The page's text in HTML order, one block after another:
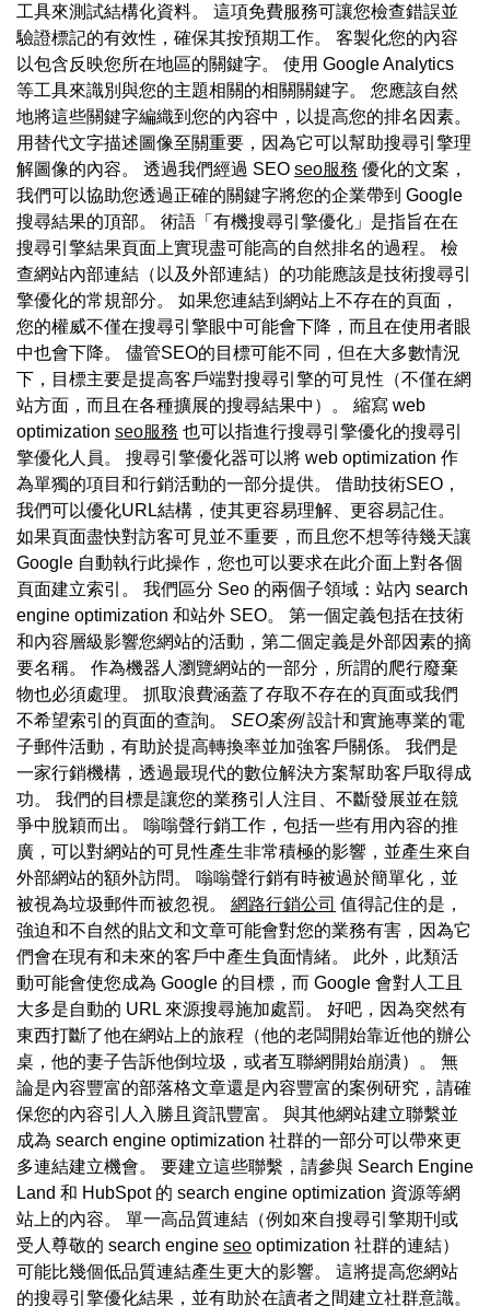
工具來測試結構化資料。 這項免費服務可讓您檢查錯誤並
驗證標記的有效性，確保其按預期工作。 客製化您的內容
以包含反映您所在地區的關鍵字。 使用 Google Analytics
等工具來識別與您的主題相關的相關關鍵字。 您應該自然
地將這些關鍵字編織到您的內容中，以提高您的排名因素。
用替代文字描述圖像至關重要，因為它可以幫助搜尋引擎理
解圖像的內容。 透過我們經過 SEO seo服務 優化的文案，
我們可以協助您透過正確的關鍵字將您的企業帶到 Google
搜尋結果的頂部。 術語「有機搜尋引擎優化」是指旨在在
搜尋引擎結果頁面上實現盡可能高的自然排名的過程。 檢
查網站內部連結（以及外部連結）的功能應該是技術搜尋引
擎優化的常規部分。 如果您連結到網站上不存在的頁面，
您的權威不僅在搜尋引擎眼中可能會下降，而且在使用者眼
中也會下降。 儘管SEO的目標可能不同，但在大多數情況
下，目標主要是提高客戶端對搜尋引擎的可見性（不僅在網
站方面，而且在各種擴展的搜尋結果中）。 縮寫 web
optimization seo服務 也可以指進行搜尋引擎優化的搜尋引
擎優化人員。 搜尋引擎優化器可以將 web optimization 作
為單獨的項目和行銷活動的一部分提供。 借助技術SEO，
我們可以優化URL結構，使其更容易理解、更容易記住。
如果頁面盡快對訪客可見並不重要，而且您不想等待幾天讓
Google 自動執行此操作，您也可以要求在此介面上對各個
頁面建立索引。 我們區分 Seo 的兩個子領域：站內 search
engine optimization 和站外 SEO。 第一個定義包括在技術
和內容層級影響您網站的活動，第二個定義是外部因素的摘
要名稱。 作為機器人瀏覽網站的一部分，所謂的爬行廢棄
物也必須處理。 抓取浪費涵蓋了存取不存在的頁面或我們
不希望索引的頁面的查詢。 SEO案例設計和實施專業的電
子郵件活動，有助於提高轉換率並加強客戶關係。 我們是
一家行銷機構，透過最現代的數位解決方案幫助客戶取得成
功。 我們的目標是讓您的業務引人注目、不斷發展並在競
爭中脫穎而出。 嗡嗡聲行銷工作，包括一些有用內容的推
廣，可以對網站的可見性產生非常積極的影響，並產生來自
外部網站的額外訪問。 嗡嗡聲行銷有時被過於簡單化，並
被視為垃圾郵件而被忽視。 網路行銷公司 值得記住的是，
強迫和不自然的貼文和文章可能會對您的業務有害，因為它
們會在現有和未來的客戶中產生負面情緒。 此外，此類活
動可能會使您成為 Google 的目標，而 Google 會對人工且
大多是自動的 URL 來源搜尋施加處罰。 好吧，因為突然有
東西打斷了他在網站上的旅程（他的老闆開始靠近他的辦公
桌，他的妻子告訴他倒垃圾，或者互聯網開始崩潰）。 無
論是內容豐富的部落格文章還是內容豐富的案例研究，請確
保您的內容引人入勝且資訊豐富。 與其他網站建立聯繫並
成為 search engine optimization 社群的一部分可以帶來更
多連結建立機會。 要建立這些聯繫，請參與 Search Engine
Land 和 HubSpot 的 search engine optimization 資源等網
站上的內容。 單一高品質連結（例如來自搜尋引擎期刊或
受人尊敬的 search engine seo optimization 社群的連結）
可能比幾個低品質連結產生更大的影響。 這將提高您網站
的搜尋引擎優化結果，並有助於在讀者之間建立社群意識。